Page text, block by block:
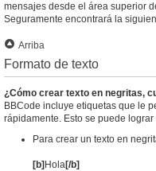
mensajes desde el área superior
Seguramente encontrará la
Arriba
Formato de texto
¿Cómo crear texto en negritas,
BBCode incluye etiquetas que le
rápidamente. Esto se puede
Para crear un texto en
[b]Hola[/b]